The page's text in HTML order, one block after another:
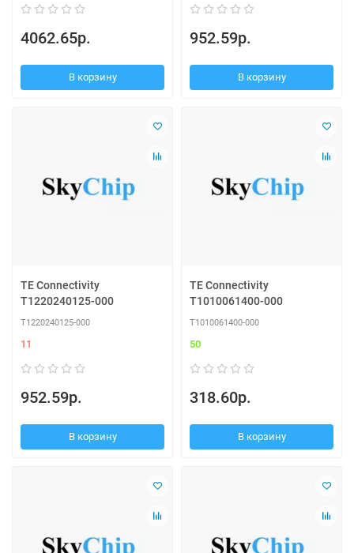
4062.65р.
В корзину
952.59р.
В корзину
TE Connectivity
T1220240125-000
T1220240125-000
11
952.59р.
В корзину
TE Connectivity
T1010061400-000
T1010061400-000
50
318.60р.
В корзину